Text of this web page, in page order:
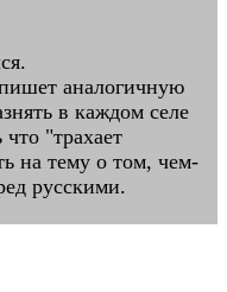
аналогичную
в каждом селе
"трахает
на тему о том, чем-
русскими.